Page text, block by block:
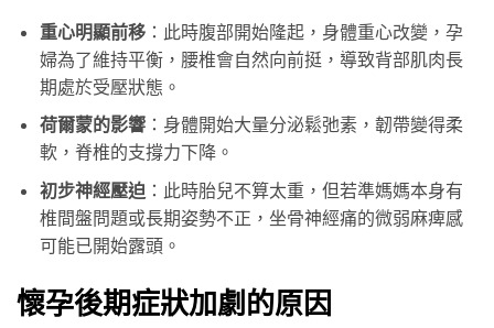
重心明顯前移：此時腹部開始隆起，身體重心改變，孕
婦為了維持平衡，腰椎會自然向前挺，導致背部肌肉長
期處於受壓狀態。
荷爾蒙的影響：身體開始大量分泌鬆弛素，韌帶變得柔
軟，脊椎的支撐力下降。
初步神經壓迫 ：此時胎兒不算太重，但若準媽媽本身有
椎間盤問題或長期姿勢不正，坐骨神經痛的微弱麻痺感
可能已開始露頭。
懷孕後期症狀加劇的原因